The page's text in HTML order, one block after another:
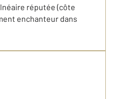
réputée (côte
enchanteur dans